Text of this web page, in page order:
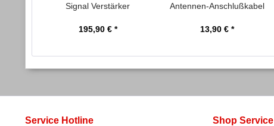
Signal Verstärker
195,90 € *
Antennen-Anschlußkabel
13,90 € *
Service Hotline Shop Service